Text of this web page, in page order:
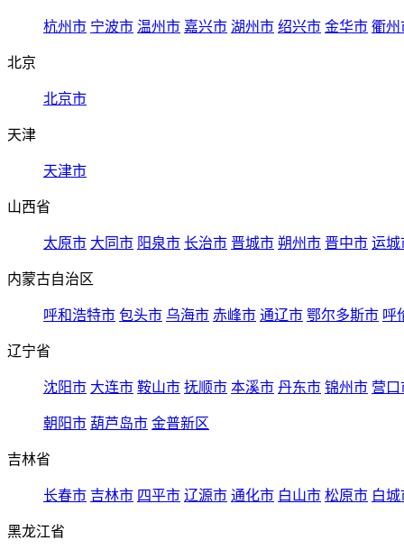
杭州市 宁波市 温州市 嘉兴市 湖州市 绍兴市 金华市 衢州
北京
北京市
天津
天津市
山西省
太原市 大同市 阳泉市 长治市 晋城市 朔州市 晋中市 运城
内蒙古自治区
呼和浩特市 包头市 乌海市 赤峰市 通辽市 鄂尔多斯市 呼
辽宁省
沈阳市 大连市 鞍山市 抚顺市 本溪市 丹东市 锦州市 营口
朝阳市 葫芦岛市 金普新区
吉林省
长春市 吉林市 四平市 辽源市 通化市 白山市 松原市 白城
黑龙江省